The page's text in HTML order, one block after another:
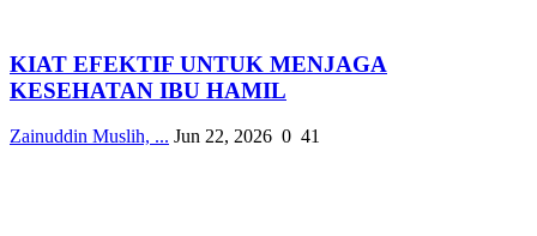
KIAT EFEKTIF UNTUK MENJAGA
KESEHATAN IBU HAMIL
Zainuddin Muslih, ... Jun 22, 2026 0 41